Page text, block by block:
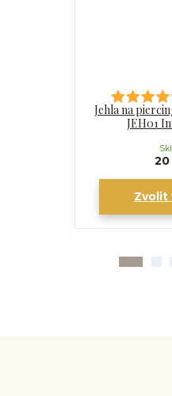
Jehla na
JEH01
20
Zvolit